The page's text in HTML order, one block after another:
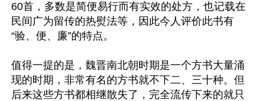
60首，多数是简便易行而有实效的处方，也记载在
民间广为留传的热熨法等，因此今人评价此书有
“验、便、廉”的特点。
值得一提的是，魏晋南北朝时期是一个方书大量涌
现的时期，非常有名的方书就不下二、三十种。但
后来这些方书都相继散失了，完全流传下来的就只